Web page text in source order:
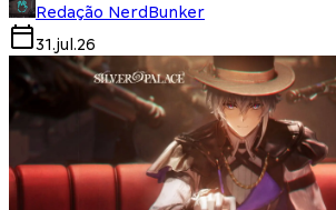
Redação NerdBunker
31.jul.26